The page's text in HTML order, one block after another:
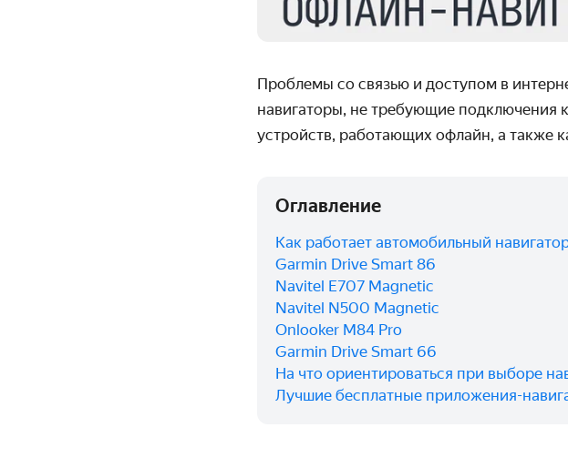
Проблемы со связью и доступом в
навигаторы, не требующие подключения
устройств, работающих офлайн, а также
Оглавление
Как работает автомобильный
Garmin Drive Smart 86
Navitel E707 Magnetic
Navitel N500 Magnetic
Onlooker M84 Pro
Garmin Drive Smart 66
На что ориентироваться при выборе
Лучшие бесплатные приложения-